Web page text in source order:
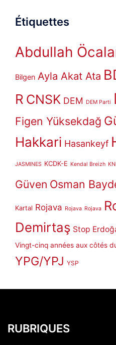
Étiquettes
Abdullah
Bilgen Ayla Akat Ata
R CNSK DEM DEM Parti
Figen Yüksekdağ
Hakkari Hasankeyf
JASMINES KCDK-E Kendal Breizh
Güven Osman
Kartal Rojava Rojava Rojava
Demirtaş Stop
Vingt-cinq années aux côtés
YPG/YPJ YSP
RUBRIQUES